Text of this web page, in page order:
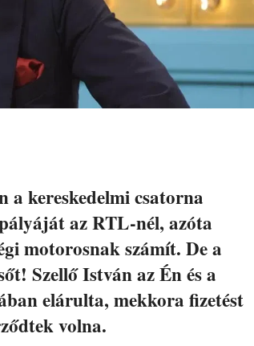
a kereskedelmi csatorna
az RTL-nél, azóta
motorosnak számít. De a
Szellő István az Én és a
elárulta, mekkora fizetést
volna.